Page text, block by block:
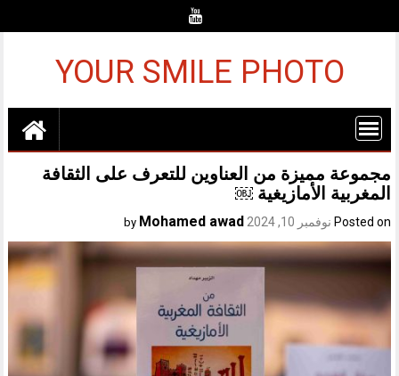
YOUR SMILE PHOTO
مجموعة مميزة من العناوين للتعرف على الثقافة
المغربية الأمازيغية ￼
Posted on نوفمبر 10, 2024 Mohamed awad